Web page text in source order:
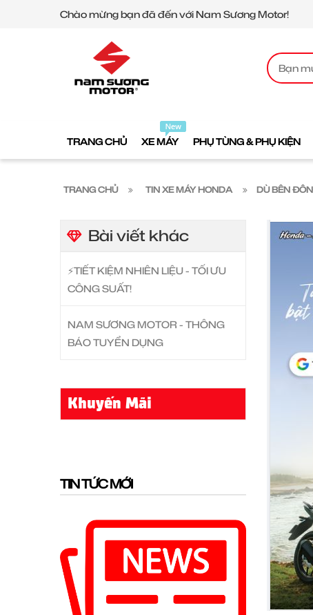
Chào mừng bạn đã đến với Nam Sương Motor!
TRANG CHỦ XE MÁY PHỤ TÙNG & PHỤ KIỆN
TRANG CHỦ TIN XE MÁY HONDA DÙ BÊN
Bài viết khác
⚡️TIẾT KIỆM NHIÊN LIỆU - TỐI ƯU
CÔNG SUẤT!
NAM SƯƠNG MOTOR - THÔNG
BÁO TUYỂN DỤNG
Khuyến Mãi
TIN TỨC MỚI